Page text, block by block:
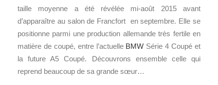
taille moyenne a été révélée mi-août 2015 avant
d’apparaître au salon de Francfort en septembre. Elle se
positionne parmi une production allemande très fertile en
matière de coupé, entre l’actuelle BMW Série 4 Coupé et
la future A5 Coupé. Découvrons ensemble celle qui
reprend beaucoup de sa grande sœur…